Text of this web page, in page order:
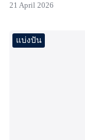
21 April 2026
แบ่งปัน